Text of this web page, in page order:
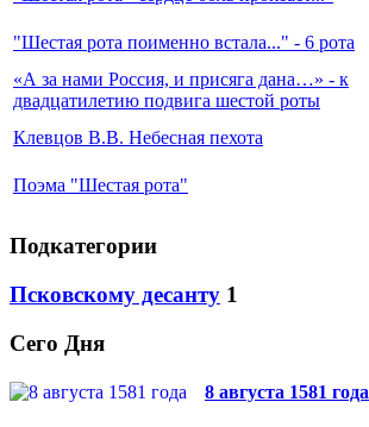
"Шестая рота поименно встала..." - 6 рота
«А за нами Россия, и присяга дана…» - к
двадцатилетию подвига шестой роты
Клевцов В.В. Небесная пехота
Поэма "Шестая рота"
Подкатегории
Псковскому десанту 1
Сего Дня
8 августа 1581 года